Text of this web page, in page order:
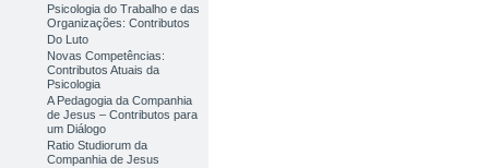
Psicologia do Trabalho e das
Organizações: Contributos
Do Luto
Novas Competências:
Contributos Atuais da
Psicologia
A Pedagogia da Companhia
de Jesus – Contributos para
um Diálogo
Ratio Studiorum da
Companhia de Jesus